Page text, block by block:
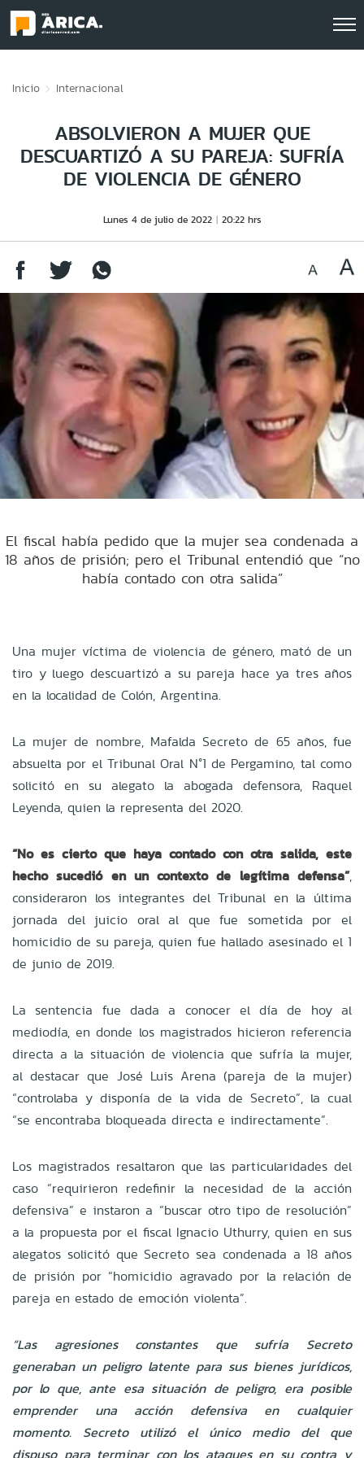
Inicio Internacional
ABSOLVIERON A MUJER QUE
DESCUARTIZÓ A SU PAREJA: SUFRÍA
DE VIOLENCIA DE GÉNERO
Lunes 4 de julio de 2022 20:22 hrs
El fiscal había pedido que la mujer sea condenada a
18 años de prisión; pero el Tribunal entendió que “no
había contado con otra salida”
Una mujer víctima de violencia de género, mató de un
tiro y luego descuartizó a su pareja hace ya tres años
en la localidad de Colón, Argentina.
La mujer de nombre, Mafalda Secreto de 65 años, fue
absuelta por el Tribunal Oral N°1 de Pergamino, tal como
solicitó en su alegato la abogada defensora, Raquel
Leyenda, quien la representa del 2020.
“No es cierto que haya contado con otra salida, este
hecho sucedió en un contexto de legítima defensa”,
consideraron los integrantes del Tribunal en la última
jornada del juicio oral al que fue sometida por el
homicidio de su pareja, quien fue hallado asesinado el 1
de junio de 2019.
La sentencia fue dada a conocer el día de hoy al
mediodía, en donde los magistrados hicieron referencia
directa a la situación de violencia que sufría la mujer,
al destacar que José Luis Arena (pareja de la mujer)
“controlaba y disponía de la vida de Secreto”, la cual
“se encontraba bloqueada directa e indirectamente”.
Los magistrados resaltaron que las particularidades del
caso “requirieron redefinir la necesidad de la acción
defensiva” e instaron a “buscar otro tipo de resolución”
a la propuesta por el fiscal Ignacio Uthurry, quien en sus
alegatos solicitó que Secreto sea condenada a 18 años
de prisión por “homicidio agravado por la relación de
pareja en estado de emoción violenta”.
“Las agresiones constantes que sufría Secreto
generaban un peligro latente para sus bienes jurídicos,
por lo que, ante esa situación de peligro, era posible
emprender una acción defensiva en cualquier
momento. Secreto utilizó el único medio del que
dispuso para terminar con los ataques en su contra y